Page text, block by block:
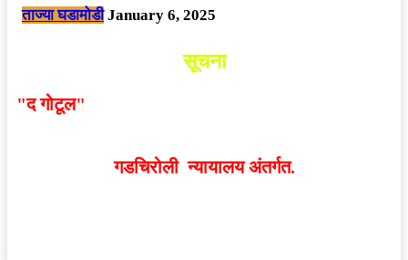
ताज्या घडामोडी January 6, 2025
सूचना
"द गोटूल"
गडचिरोली न्यायालय अंतर्गत.